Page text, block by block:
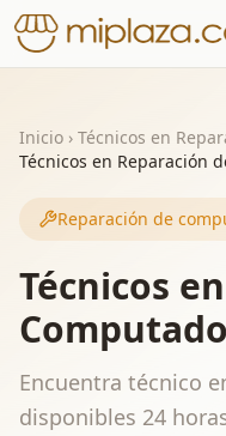
Inicio › Técnicos en
Técnicos en Reparación
Reparación de
Técnicos
Encuentra técnico
disponibles 24